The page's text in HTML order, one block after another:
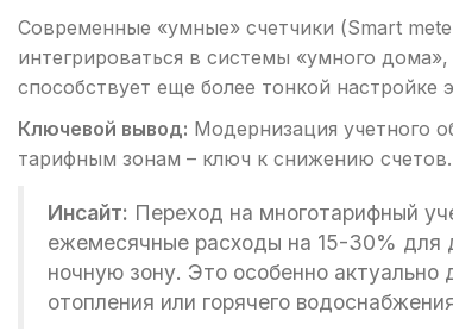
Современные «умные» счетчики (Smart
интегрироваться в системы «умного
способствует еще более тонкой настройке
Ключевой вывод: Модернизация учетного
тарифным зонам – ключ к снижению счетов.
Инсайт: Переход на многотарифный
ежемесячные расходы на 15-30% для
ночную зону. Это особенно актуально
отопления или горячего